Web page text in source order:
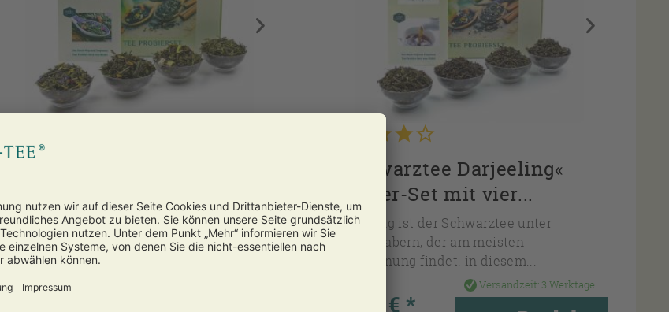
Die Welt der aromatisierten Grüntees ist in
diesem Probierset vereint. Testen Sie die...
»Schwarztee Darjeeling«
Probier-Set mit vier...
Darjeeling ist der Schwarztee unter
Teeliebhabern, der am meisten
Anerkennung findet. in diesem...
Versandzeit: 3 Werktage
16,95 € *